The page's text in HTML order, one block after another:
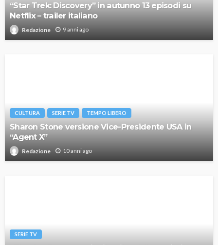
“Star Trek: Discovery” in autunno 13 episodi su
Netflix – trailer italiano
Redazione 9 anni ago
CULTURA SERIE TV TEMPO LIBERO
Sharon Stone versione Vice-Presidente USA in
“Agent X”
Redazione 10 anni ago
SERIE TV